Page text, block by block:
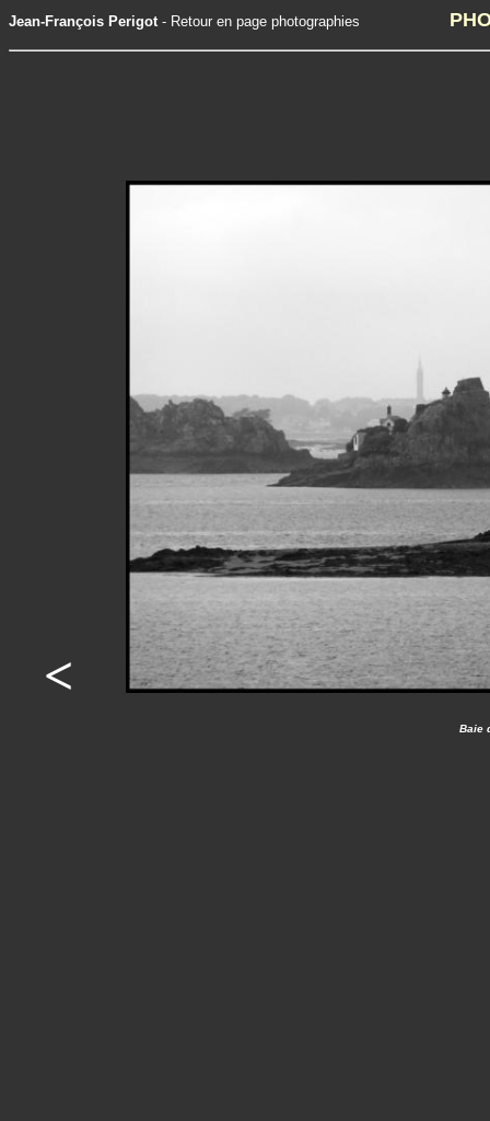
Jean-François Perigot- Retour en page photographies
<
Baie